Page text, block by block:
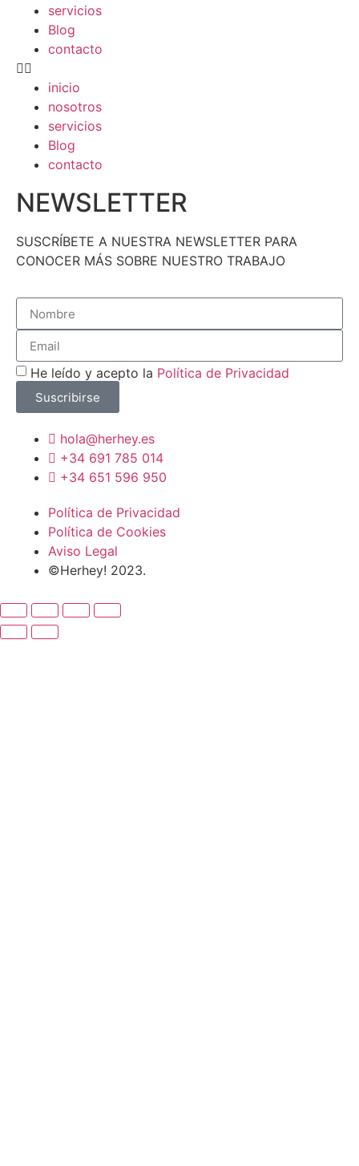
servicios
Blog
contacto
inicio
nosotros
servicios
Blog
contacto
NEWSLETTER
SUSCRÍBETE A NUESTRA NEWSLETTER PARA
CONOCER MÁS SOBRE NUESTRO TRABAJO
He leído y acepto la Política de Privacidad
Suscribirse
hola@herhey.es
+34 691 785 014
+34 651 596 950
Política de Privacidad
Política de Cookies
Aviso Legal
©Herhey! 2023.